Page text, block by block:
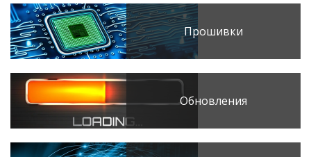
Прошивки
Обновления